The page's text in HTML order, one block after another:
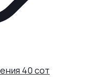
40 сот